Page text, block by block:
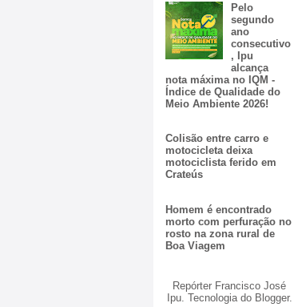
Pelo
segundo
ano
consecutivo
, Ipu
alcança
nota máxima no IQM -
Índice de Qualidade do
Meio Ambiente 2026!
Colisão entre carro e
motocicleta deixa
motociclista ferido em
Crateús
Homem é encontrado
morto com perfuração no
rosto na zona rural de
Boa Viagem
Repórter Francisco José
Ipu. Tecnologia do Blogger.